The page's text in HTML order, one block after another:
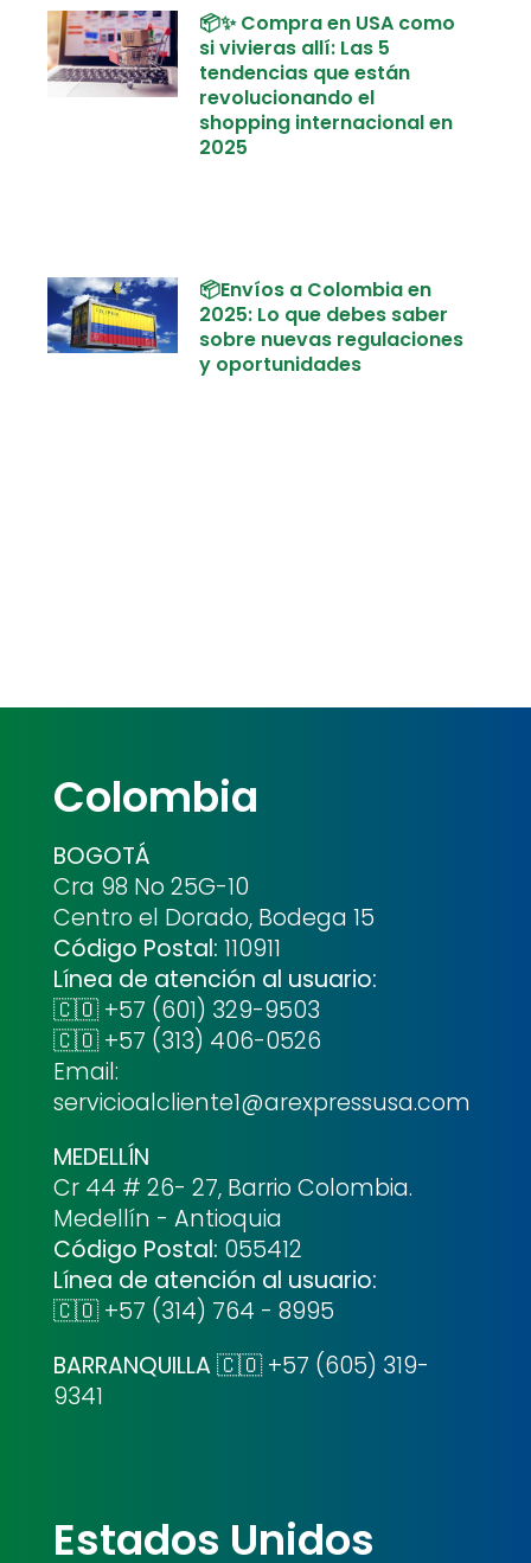
📦✨ Compra en USA como
si vivieras allí: Las 5
tendencias que están
revolucionando el
shopping internacional en
2025
📦Envíos a Colombia en
2025: Lo que debes saber
sobre nuevas regulaciones
y oportunidades
Colombia
BOGOTÁ
Cra 98 No 25G-10
Centro el Dorado, Bodega 15
Código Postal: 110911
Línea de atención al usuario:
🇨🇴 +57 (601) 329-9503
🇨🇴 +57 (313) 406-0526
Email:
servicioalcliente1@arexpressusa.com
MEDELLÍN
Cr 44 # 26- 27, Barrio Colombia.
Medellín - Antioquia
Código Postal: 055412
Línea de atención al usuario:
🇨🇴 +57 (314) 764 - 8995
BARRANQUILLA🇨🇴 +57 (605) 319-
9341
Estados Unidos